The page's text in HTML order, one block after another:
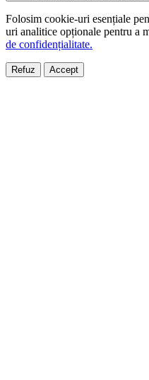
Folosim cookie-uri esențiale
uri analitice opționale pentru a
de confidențialitate.
Refuz Accept